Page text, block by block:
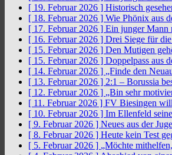
[ 19. Februar 2026 ] Historisch
[ 18. Februar 2026 ] Wie Phönix aus
[ 17. Februar 2026 ] Ein junger Mann
[ 16. Februar 2026 ] Drei Siege für
[ 15. Februar 2026 ] Den Mutigen
[ 15. Februar 2026 ] Doppelpass aus
[ 14. Februar 2026 ] „Finde den
[ 13. Februar 2026 ] 2:1 – Borussia
[ 12. Februar 2026 ] „Bin sehr
[ 11. Februar 2026 ] FV Biesingen
[ 10. Februar 2026 ] Im Ellenfeld
[ 9. Februar 2026 ] Neues aus der
[ 8. Februar 2026 ] Heute kein Test
[ 5. Februar 2026 ] „Möchte